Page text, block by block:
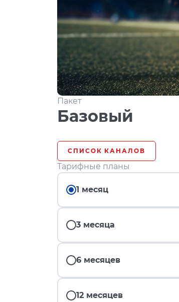
Пакет
Базовый
СПИСОК КАНАЛОВ
Тарифные планы
1 месяц
3 месяца
6 месяцев
12 месяцев